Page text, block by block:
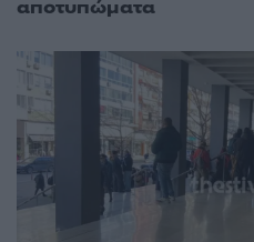
αποτυπώματα